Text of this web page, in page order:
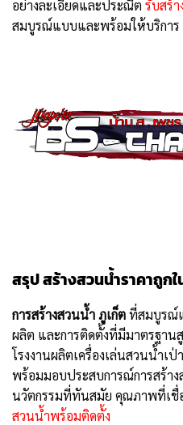
อย่างละเอียดและประณีต รับสร้
สมบูรณ์แบบและพร้อมให้บริการ
สรุป สร้างสวนน้ำราคาถูก
การสร้างสวนน้ำ ภูเก็ตที่สมบูรณ์
ผลิต และการติดตั้งที่มีมาตรฐาน
โรงงานผลิตเครื่องเล่นสวนน้ำเ
พร้อมมอบประสบการณ์การสร้า
นวัตกรรมที่ทันสมัย คุณภาพที่เชื่
สวนน้ำพร้อมติดตั้ง